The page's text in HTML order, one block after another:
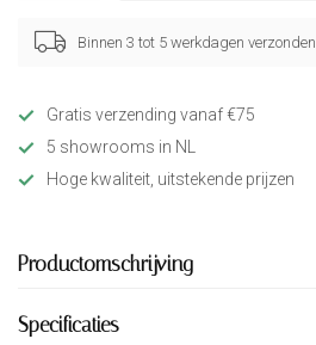
Binnen 3 tot 5 werkdagen verzonden
Gratis verzending vanaf €75
5 showrooms in NL
Hoge kwaliteit, uitstekende prijzen
Productomschrijving
Specificaties